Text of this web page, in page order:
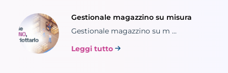
Gestionale magazzino su misura
Gestionale magazzino su m ...
Leggi tutto